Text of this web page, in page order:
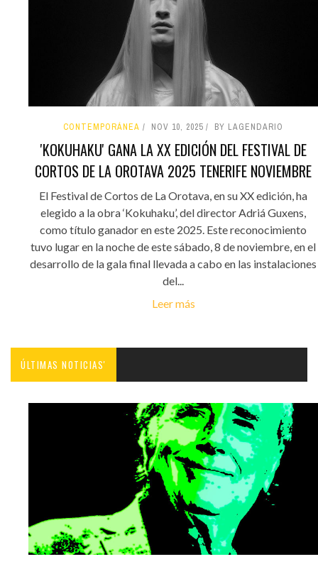
CONTEMPORÁNEA NOV 10, 2025 BY LAGENDARIO
'KOKUHAKU' GANA LA XX EDICIÓN DEL FESTIVAL DE
CORTOS DE LA OROTAVA 2025 TENERIFE NOVIEMBRE
El Festival de Cortos de La Orotava, en su XX edición, ha
elegido a la obra ‘Kokuhaku’, del director Adriá Guxens,
como título ganador en este 2025. Este reconocimiento
tuvo lugar en la noche de este sábado, 8 de noviembre, en el
desarrollo de la gala final llevada a cabo en las instalaciones
del...
Leer más
ÚLTIMAS NOTICIAS'